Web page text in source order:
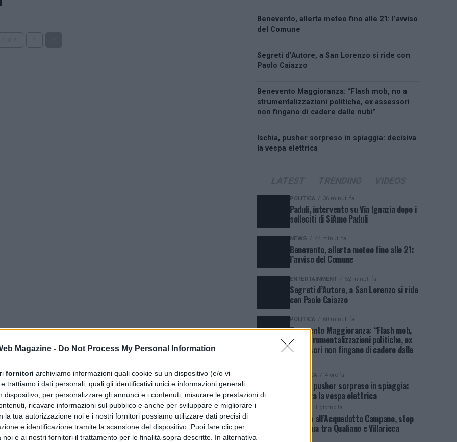
Magazine - Do Not Process My Personal Information
fornitori archiviamo informazioni quali cookie su un dispositivo (e/o vi
trattiamo i dati personali, quali gli identificativi unici e informazioni generali
dispositivo, per personalizzare gli annunci e i contenuti, misurare le prestazioni di
ricavare informazioni sul pubblico e anche per sviluppare e migliorare i
la tua autorizzazione noi e i nostri fornitori possiamo utilizzare dati precisi di
e identificazione tramite la scansione del dispositivo. Puoi fare clic per
noi e ai nostri fornitori il trattamento per le finalità sopra descritte. In alternativa
Benevento, allerta meteo fino alle 21: l’avviso
del Comune
Segreti d’Autore, a San Lorenzo si ride con
Paolo Caiazzo
Benevento Maggioranza: “Flash mob, no a
strumentalizzazioni politiche, ex assessori
non fingano di cadere dalle nubi”
Ischia, pusher sorpreso in spiaggia: decisiva
la vespa elettrica
POLITICA 36 minuti fa
Paduli, intervento su Via Ignazia dopo i
solleciti di SiAmo Paduli
NEWS 44 minuti fa
Benevento, allerta meteo fino alle 21:
l’avviso del Comune
ENTERTAINMENT 52 minuti fa
Segreti d’Autore, a San Lorenzo si ride
con Paolo Caiazzo
POLITICA 60 minuti fa
Benevento Maggioranza: “Flash mob,
no a strumentalizzazioni politiche, ex
assessori non fingano di cadere dalle
CRONACA 4 ore fa
Ischia, pusher sorpreso in spiaggia:
decisiva la vespa elettrica
1 giorno fa
Guasto all’Acquedotto Campano, stop
all’acqua tra Qualiano e Villaricca